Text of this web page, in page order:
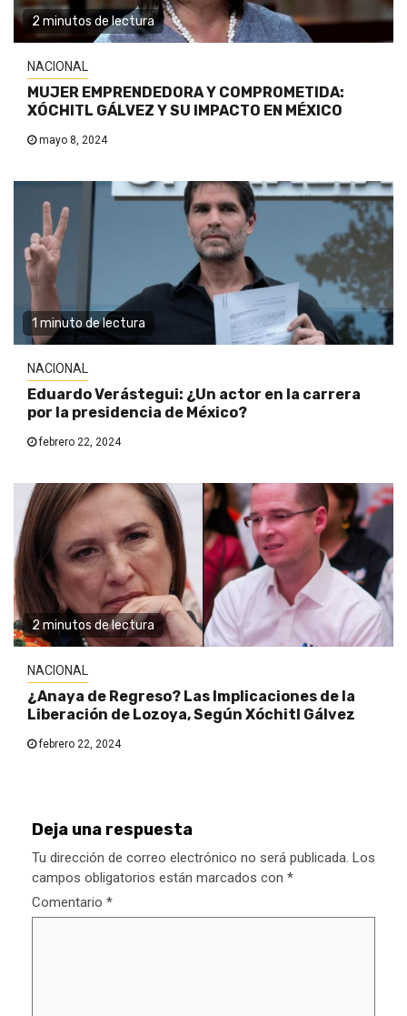
2 minutos de lectura
NACIONAL
MUJER EMPRENDEDORA Y COMPROMETIDA:
XÓCHITL GÁLVEZ Y SU IMPACTO EN MÉXICO
mayo 8, 2024
1 minuto de lectura
NACIONAL
Eduardo Verástegui: ¿Un actor en la carrera
por la presidencia de México?
febrero 22, 2024
2 minutos de lectura
NACIONAL
¿Anaya de Regreso? Las Implicaciones de la
Liberación de Lozoya, Según Xóchitl Gálvez
febrero 22, 2024
Deja una respuesta
Tu dirección de correo electrónico no será publicada. Los
campos obligatorios están marcados con *
Comentario *